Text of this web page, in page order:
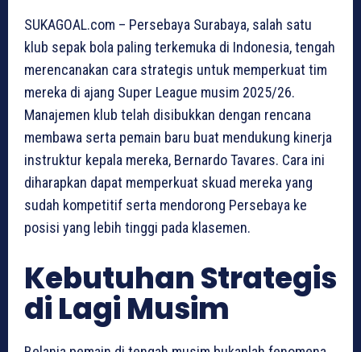
SUKAGOAL.com – Persebaya Surabaya, salah satu
klub sepak bola paling terkemuka di Indonesia, tengah
merencanakan cara strategis untuk memperkuat tim
mereka di ajang Super League musim 2025/26.
Manajemen klub telah disibukkan dengan rencana
membawa serta pemain baru buat mendukung kinerja
instruktur kepala mereka, Bernardo Tavares. Cara ini
diharapkan dapat memperkuat skuad mereka yang
sudah kompetitif serta mendorong Persebaya ke
posisi yang lebih tinggi pada klasemen.
Kebutuhan Strategis
di Lagi Musim